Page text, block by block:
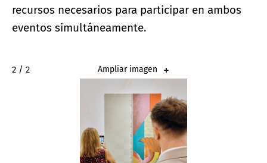
recursos necesarios para participar en ambos
eventos simultáneamente.
2 / 2 Ampliar imagen